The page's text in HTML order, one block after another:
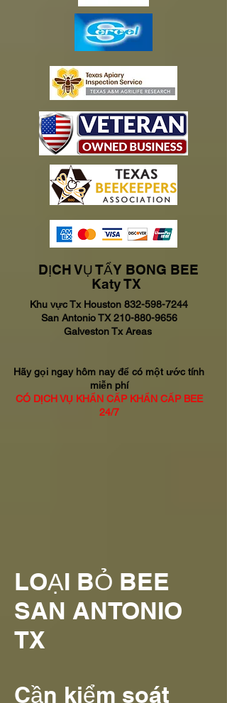
DỊCH VỤ TẨY BONG BEE
Katy TX
Khu vực Tx Houston 832-598-7244
San Antonio TX210-880-9656
Galveston Tx Areas
Hãy gọi ngay hôm nay để có một ước tính
miễn phí
CÓ DỊCH VỤ KHẨN CẤP KHẨN CẤP BEE
24/7
LOẠI BỎ BEE
SAN ANTONIO
TX
Cần kiểm soát